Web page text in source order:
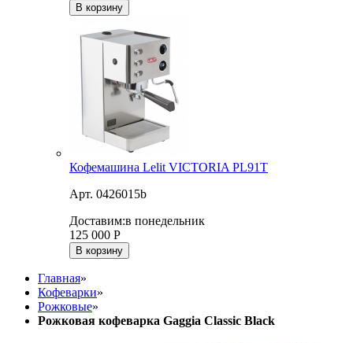
В корзину
Кофемашина Lelit VICTORIA PL91T
Арт. 0426015b
Доставим:в понедельник
125 000 Р
В корзину
Главная»
Кофеварки»
Рожковые»
Рожковая кофеварка Gaggia Classic Black